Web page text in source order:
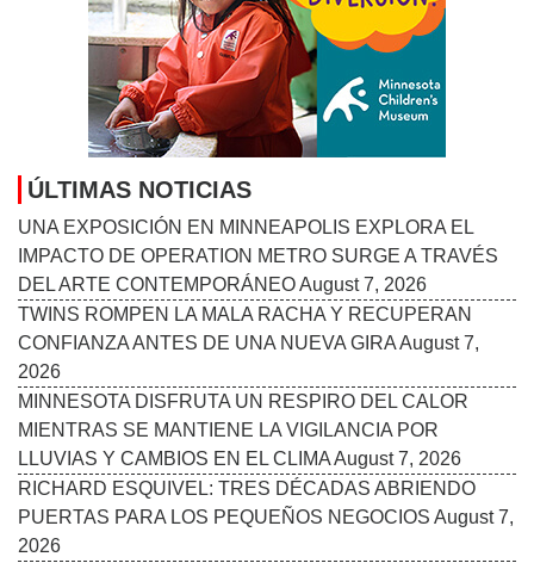
ÚLTIMAS NOTICIAS
UNA EXPOSICIÓN EN MINNEAPOLIS EXPLORA EL
IMPACTO DE OPERATION METRO SURGE A TRAVÉS
DEL ARTE CONTEMPORÁNEOAugust 7, 2026
TWINS ROMPEN LA MALA RACHA Y RECUPERAN
CONFIANZA ANTES DE UNA NUEVA GIRAAugust 7,
2026
MINNESOTA DISFRUTA UN RESPIRO DEL CALOR
MIENTRAS SE MANTIENE LA VIGILANCIA POR
LLUVIAS Y CAMBIOS EN EL CLIMAAugust 7, 2026
RICHARD ESQUIVEL: TRES DÉCADAS ABRIENDO
PUERTAS PARA LOS PEQUEÑOS NEGOCIOS August 7,
2026